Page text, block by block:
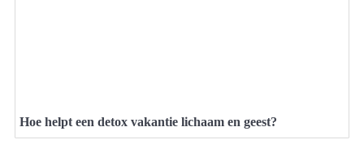
Hoe helpt een detox vakantie lichaam en geest?